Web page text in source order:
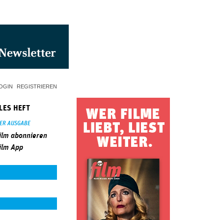
REGISTRIEREN
HEFT
AUSGABE
abonnieren
App